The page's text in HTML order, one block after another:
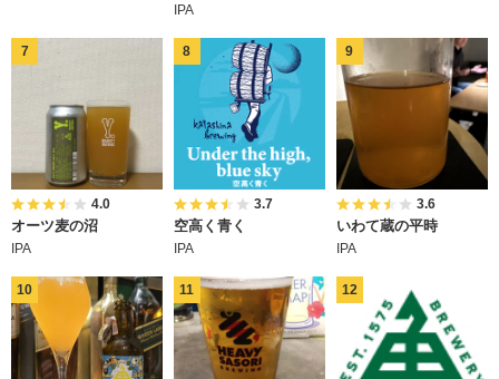
IPA
4.0
オーツ麦の沼
IPA
3.7
空高く青く
IPA
3.6
いわて蔵の平時
IPA